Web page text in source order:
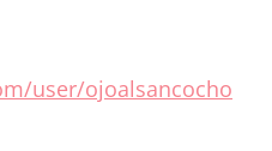
user/ojoalsancocho